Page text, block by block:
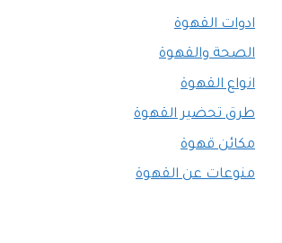
ادوات القهوة
الصحة والقهوة
انواع القهوة
طرق تحضير القهوة
مكائن قهوة
منوعات عن القهوة